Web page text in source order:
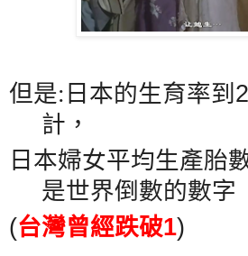
但是:日本的生育率到
計，
日本婦女平均生產胎
是世界倒數的數字
(台灣曾經跌破1)